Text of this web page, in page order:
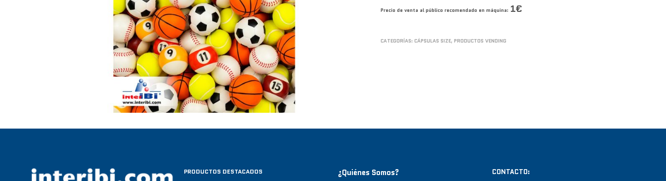
Precio de venta al público recomendado en máquina: 1€
CATEGORÍAS:CÁPSULAS SIZE,PRODUCTOS VENDING
PRODUCTOS DESTACADOS
¿Quiénes Somos?
CONTACTO: